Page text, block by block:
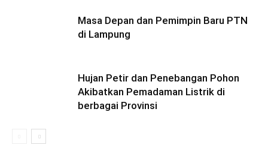
Masa Depan dan Pemimpin Baru PTN
di Lampung
Hujan Petir dan Penebangan Pohon
Akibatkan Pemadaman Listrik di
berbagai Provinsi